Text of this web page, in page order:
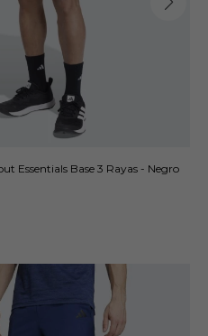
Essentials Base 3 Rayas - Negro